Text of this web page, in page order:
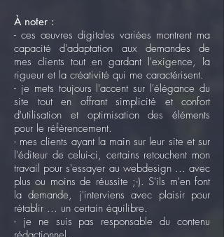
À noter :
- ces œuvres digitales variées montrent ma
capacité d'adaptation aux demandes de
mes clients tout en gardant l'exigence, la
rigueur et la créativité qui me caractérisent.
- je mets toujours l'accent sur l'élégance du
site tout en offrant simplicité et confort
d'utilisation et optimisation des éléments
pour le référencement.
- mes clients ayant la main sur leur site et sur
l'éditeur de celui-ci, certains retouchent mon
travail pour s'essayer au webdesign ... avec
plus ou moins de réussite ;-). S'ils m'en font
la demande, j'interviens avec plaisir pour
rétablir ... un certain équilibre.
- je ne suis pas responsable du contenu